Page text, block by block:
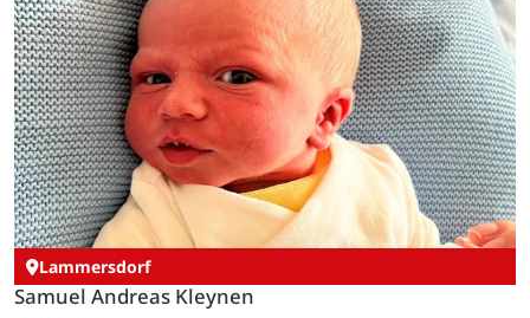
Lammersdorf
Samuel Andreas Kleynen